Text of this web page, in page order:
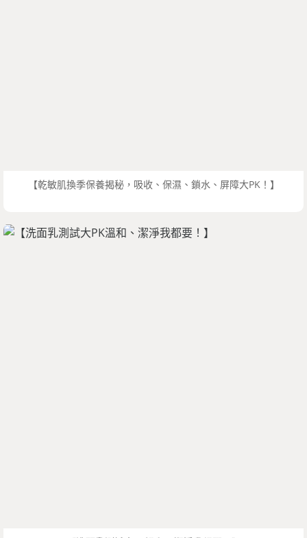
【乾敏肌換季保養揭秘，吸收、保濕、鎖水、屏障大PK！】